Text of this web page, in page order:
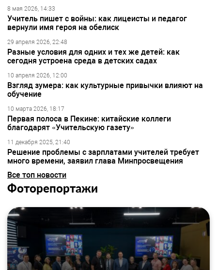
8 мая 2026, 14:33
Учитель пишет с войны: как лицеисты и педагог
вернули имя героя на обелиск
29 апреля 2026, 22:48
Разные условия для одних и тех же детей: как
сегодня устроена среда в детских садах
10 апреля 2026, 12:00
Взгляд зумера: как культурные привычки влияют на
обучение
10 марта 2026, 18:17
Первая полоса в Пекине: китайские коллеги
благодарят «Учительскую газету»
11 декабря 2025, 21:40
Решение проблемы с зарплатами учителей требует
много времени, заявил глава Минпросвещения
Все топ новости
Фоторепортажи